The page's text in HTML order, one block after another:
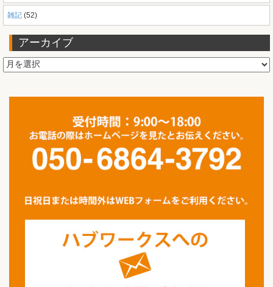
雑記 (52)
アーカイブ
ア
ー
イ